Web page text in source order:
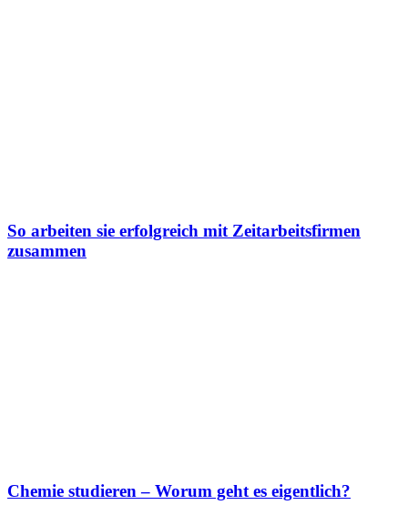
So arbeiten sie erfolgreich mit Zeitarbeitsfirmen
zusammen
Chemie studieren – Worum geht es eigentlich?